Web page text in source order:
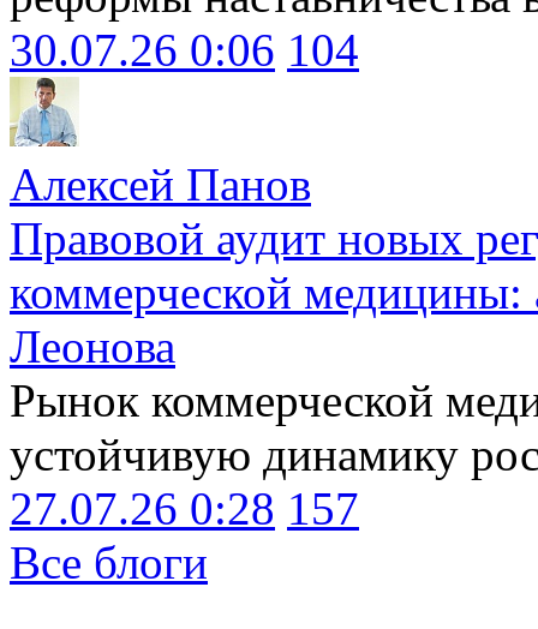
30.07.26 0:06 104
Алексей Панов
Правовой аудит новых
коммерческой медицины:
Леонова
Рынок коммерческой
устойчивую динамику
27.07.26 0:28 157
Все блоги